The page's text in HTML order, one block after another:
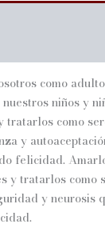
como
niños y
tratarlos como
y
felicidad.
y tratarlos como
y neurosis